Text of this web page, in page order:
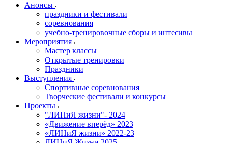
Анонсы
праздники и фестивали
соревнования
учебно-тренировочные сборы и интесивы
Мероприятия
Мастер классы
Открытые тренировки
Праздники
Выступления
Спортивные соревнования
Творческие фестивали и конкурсы
Проекты
"ЛИНиЯ жизни"- 2024
«Движение вперёд» 2023
«ЛИНиЯ жизни» 2022-23